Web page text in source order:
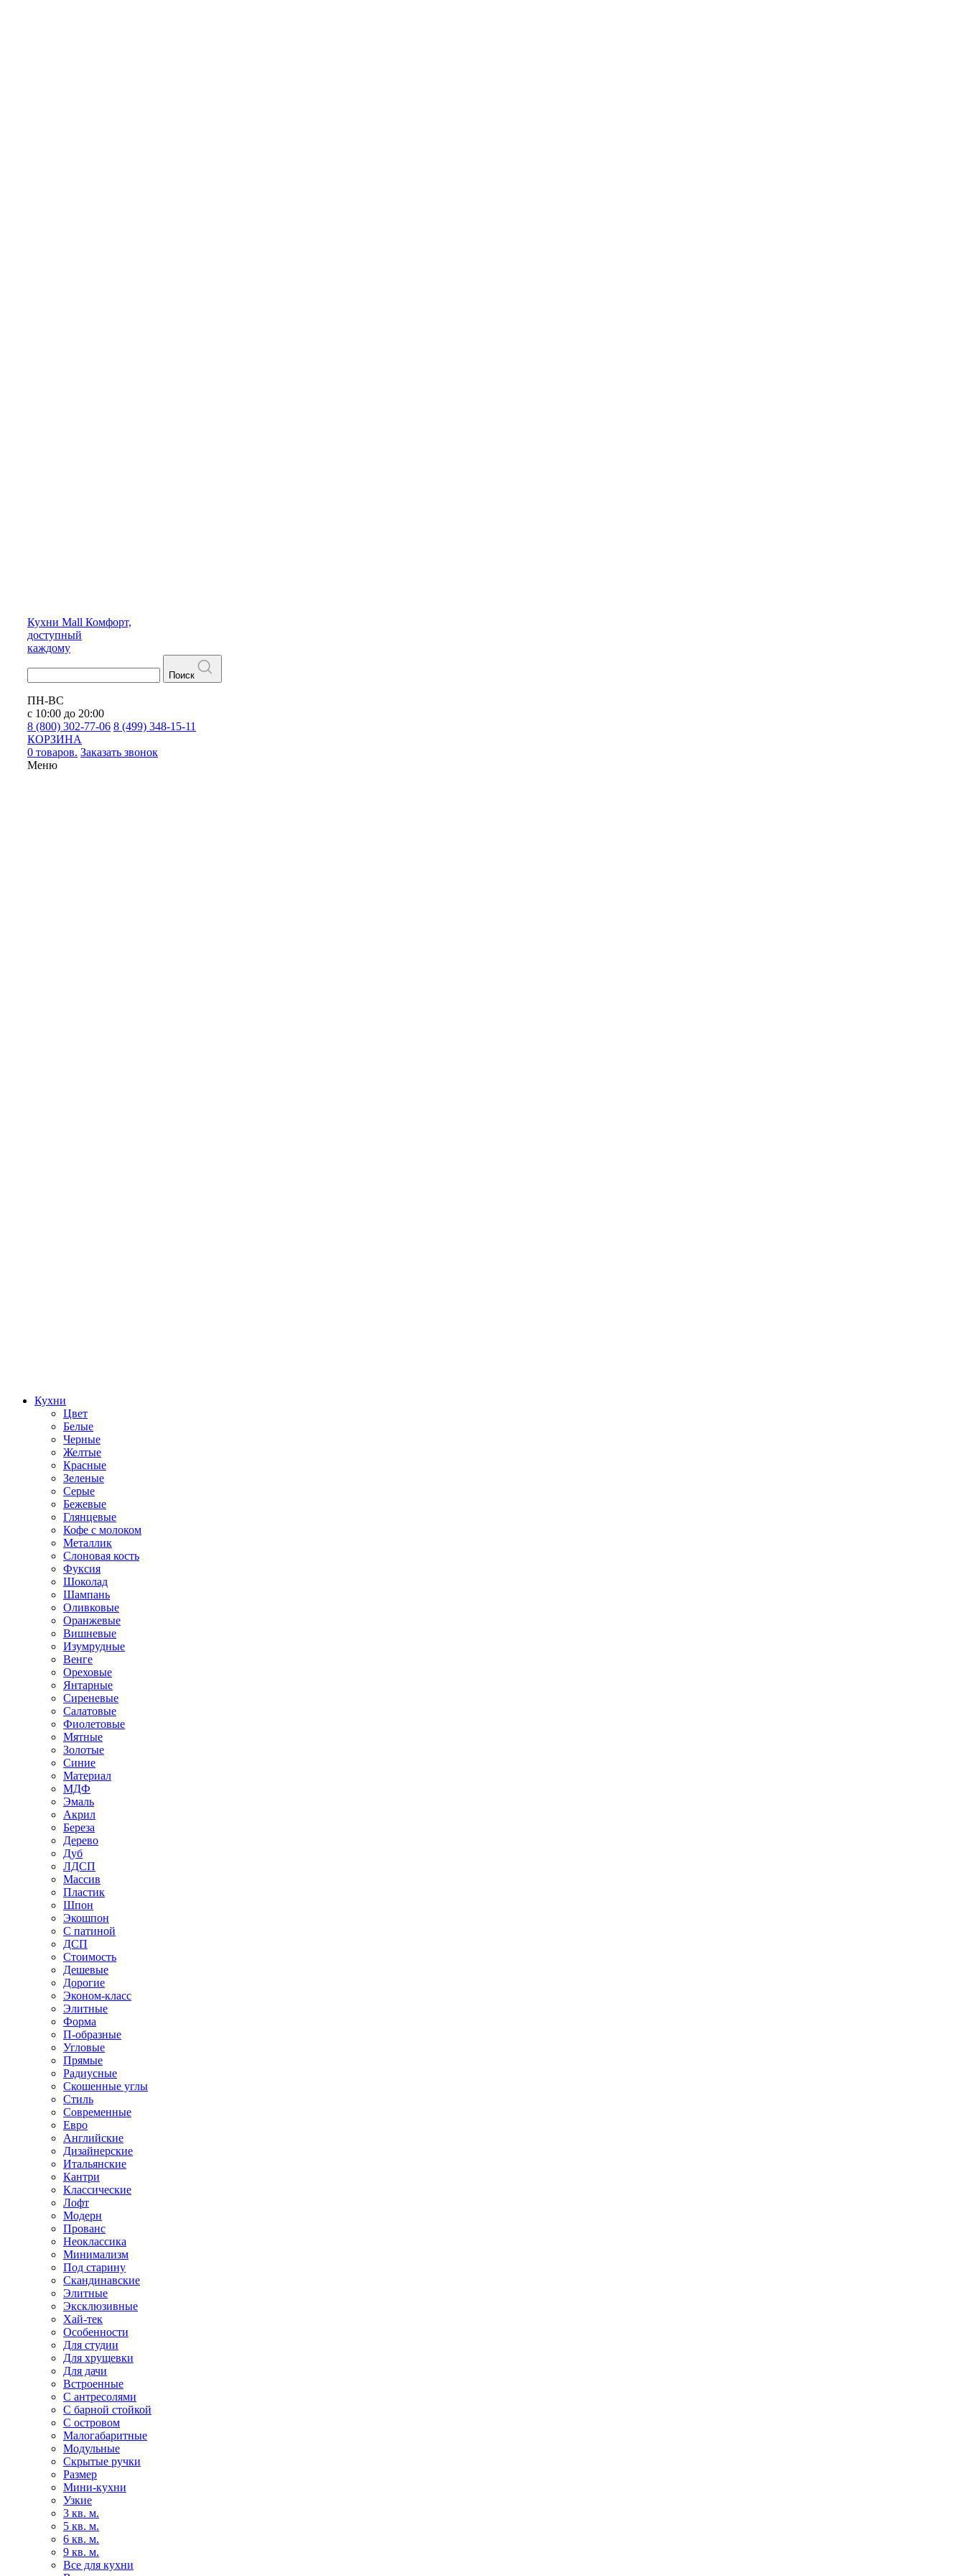
Кухни Mall Комфорт,
доступный
каждому
Поиск
ПН-ВС
с 10:00 до 20:00
8 (800) 302-77-06 8 (499) 348-15-11
КОРЗИНА
0 товаров. Заказать звонок
Меню
Кухни
Цвет
Белые
Черные
Желтые
Красные
Зеленые
Серые
Бежевые
Глянцевые
Кофе с молоком
Металлик
Слоновая кость
Фуксия
Шоколад
Шампань
Оливковые
Оранжевые
Вишневые
Изумрудные
Венге
Ореховые
Янтарные
Сиреневые
Салатовые
Фиолетовые
Мятные
Золотые
Синие
Материал
МДФ
Эмаль
Акрил
Береза
Дерево
Дуб
ЛДСП
Массив
Пластик
Шпон
Экошпон
С патиной
ДСП
Стоимость
Дешевые
Дорогие
Эконом-класс
Элитные
Форма
П-образные
Угловые
Прямые
Радиусные
Скошенные углы
Стиль
Современные
Евро
Английские
Дизайнерские
Итальянские
Кантри
Классические
Лофт
Модерн
Прованс
Неоклассика
Минимализм
Под старину
Скандинавские
Элитные
Эксклюзивные
Хай-тек
Особенности
Для студии
Для хрущевки
Для дачи
Встроенные
С антресолями
С барной стойкой
С островом
Малогабаритные
Модульные
Скрытые ручки
Размер
Мини-кухни
Узкие
3 кв. м.
5 кв. м.
6 кв. м.
9 кв. м.
Все для кухни